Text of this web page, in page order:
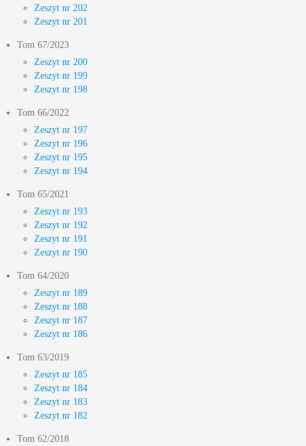
Zeszyt nr 202
Zeszyt nr 201
Tom 67/2023
Zeszyt nr 200
Zeszyt nr 199
Zeszyt nr 198
Tom 66/2022
Zeszyt nr 197
Zeszyt nr 196
Zeszyt nr 195
Zeszyt nr 194
Tom 65/2021
Zeszyt nr 193
Zeszyt nr 192
Zeszyt nr 191
Zeszyt nr 190
Tom 64/2020
Zeszyt nr 189
Zeszyt nr 188
Zeszyt nr 187
Zeszyt nr 186
Tom 63/2019
Zeszyt nr 185
Zeszyt nr 184
Zeszyt nr 183
Zeszyt nr 182
Tom 62/2018